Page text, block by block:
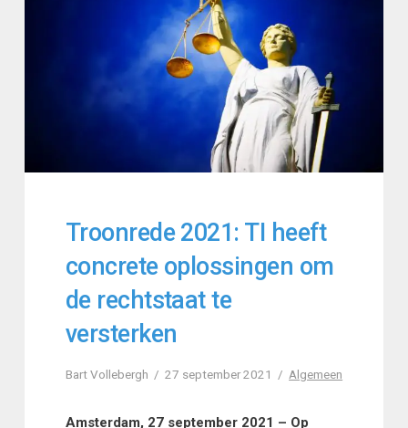
Troonrede 2021: TI heeft
concrete oplossingen om
de rechtstaat te
versterken
Bart Vollebergh 27 september 2021 Algemeen
Amsterdam, 27 september 2021 – Op